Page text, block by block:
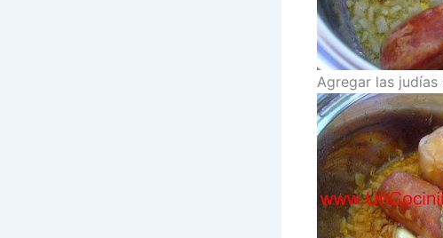
Agregar las